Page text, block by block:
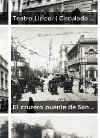
Teatro Lirico. ( Circulada el 1 de Agosto de 1926 ).
Edicicio de los ferrocarriles. El cruzero puente de San Francisco y Guardiola por el fotografo Felix Miret.